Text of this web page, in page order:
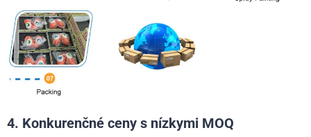
4. Konkurenčné ceny s nízkymi MOQ